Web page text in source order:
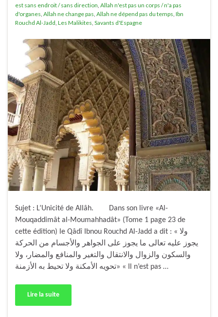
est sans endroit / sans direction, Allah n'est pas un corps / n'a pas
d'organes, Allah ne change pas, Allah ne dépend pas du temps, Ibn
Rouchd Al-Jadd, Les Malikites, Savants d'Espagne
Sujet : L’Unicité de Allâh. Dans son livre «Al-
Mouqaddimât al-Moumahhadât» (Tome 1 page 23 de
cette édition) le Qâdî Ibnou Rouchd Al-Jadd a dit : « ولا
يجوز عليه تعالى ما يجوز على الجواهر والأجسام من الحركة
والسكون والزوال والانتقال والتغير والمنافع والمضار، ولا
تحويه الأمكنة ولا تحيط به الأزمنة» « Il n’est pas …
Lire la suite